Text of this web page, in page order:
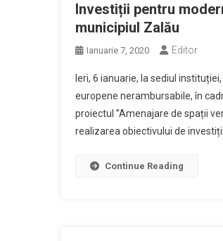
Investiții pentru
municipiul Zalău
Ianuarie 7, 2020 Editor
Ieri, 6 ianuarie, la sediul
europene nerambursabile, în
proiectul ”Amenajare de spații
realizarea obiectivului de
Continue Reading